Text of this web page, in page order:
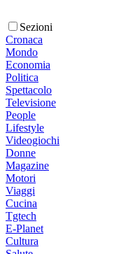
Sezioni
Cronaca
Mondo
Economia
Politica
Spettacolo
Televisione
People
Lifestyle
Videogiochi
Donne
Magazine
Motori
Viaggi
Cucina
Tgtech
E-Planet
Cultura